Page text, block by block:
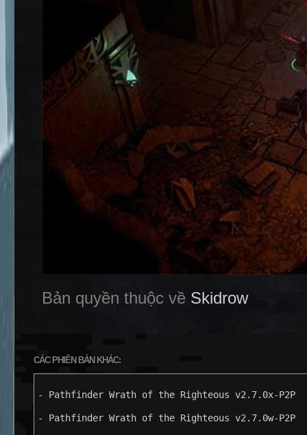
Bản quyền thuộc về Skidrow
CÁC PHIÊN BẢN KHÁC:
- Pathfinder Wrath of the Righteous v2.7.0x-P2P
- Pathfinder Wrath of the Righteous v2.7.0w-P2P